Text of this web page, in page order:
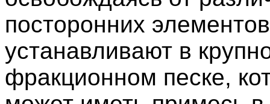
посторонних
устанавливают в
фракционном песке,